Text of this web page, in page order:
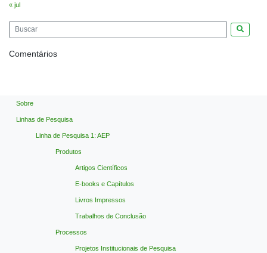
« jul
Comentários
Sobre
Linhas de Pesquisa
Linha de Pesquisa 1: AEP
Produtos
Artigos Científicos
E-books e Capítulos
Livros Impressos
Trabalhos de Conclusão
Processos
Projetos Institucionais de Pesquisa